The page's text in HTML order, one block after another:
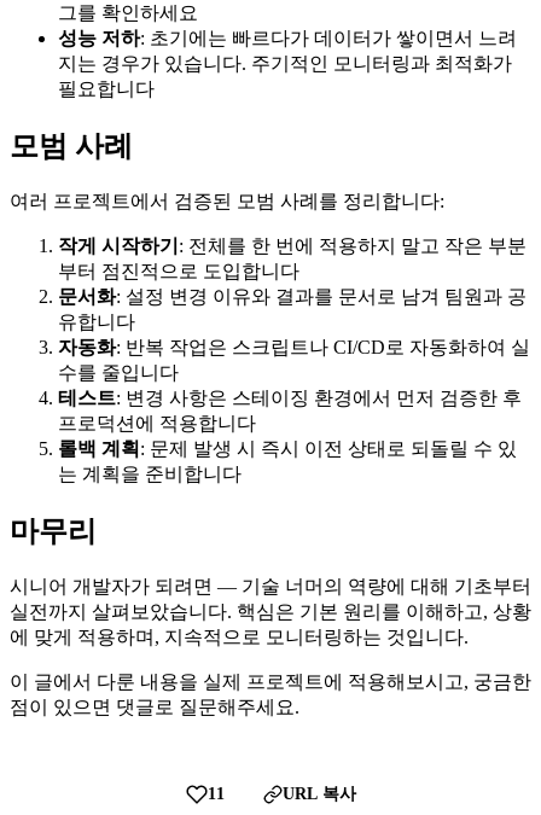
그를 확인하세요
성능 저하: 초기에는 빠르다가 데이터가 쌓이면서 느려
지는 경우가 있습니다. 주기적인 모니터링과 최적화가
필요합니다
모범 사례
여러 프로젝트에서 검증된 모범 사례를 정리합니다:
작게 시작하기 : 전체를 한 번에 적용하지 말고 작은 부분
부터 점진적으로 도입합니다
문서화: 설정 변경 이유와 결과를 문서로 남겨 팀원과 공
유합니다
자동화: 반복 작업은 스크립트나 CI/CD로 자동화하여 실
수를 줄입니다
테스트: 변경 사항은 스테이징 환경에서 먼저 검증한 후
프로덕션에 적용합니다
롤백 계획 : 문제 발생 시 즉시 이전 상태로 되돌릴 수 있
는 계획을 준비합니다
마무리
시니어 개발자가 되려면 — 기술 너머의 역량에 대해 기초부터
실전까지 살펴보았습니다. 핵심은 기본 원리를 이해하고, 상황
에 맞게 적용하며, 지속적으로 모니터링하는 것입니다.
이 글에서 다룬 내용을 실제 프로젝트에 적용해보시고, 궁금한
점이 있으면 댓글로 질문해주세요.
11 URL 복사